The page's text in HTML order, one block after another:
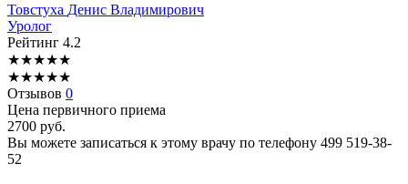
Товстуха Денис Владимирович
Уролог
Рейтинг 4.2
★★★★★
★★★★★
Отзывов 0
Цена первичного приема
2700 руб.
Вы можете записаться к этому врачу по телефону 499 519-38-
52